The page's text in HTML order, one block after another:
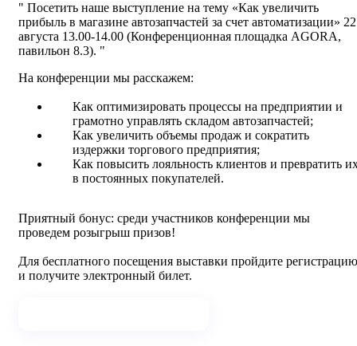
Посетить наше выступление на тему «Как увеличить
прибыль в магазине автозапчастей за счет автоматизации» 22
августа 13.00-14.00 (Конференционная площадка AGORA,
павильон 8.3).
На конференции мы расскажем:
Как оптимизировать процессы на предприятии и
грамотно управлять складом автозапчастей;
Как увеличить объемы продаж и сократить
издержки торгового предприятия;
Как повысить лояльность клиентов и превратить
в постоянных покупателей.
Приятный бонус: среди участников конференции мы
проведем розыгрыш призов!
Для бесплатного посещения выставки пройдите регистрацию
и получите электронный билет.